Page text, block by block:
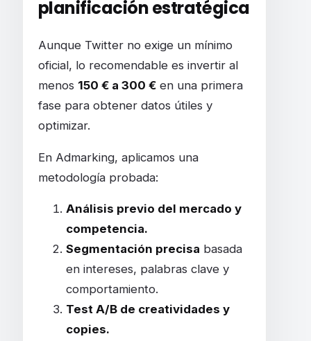
planificación estratégica
Aunque Twitter no exige un mínimo
oficial, lo recomendable es invertir al
menos 150 € a 300 €en una primera
fase para obtener datos útiles y
optimizar.
En Admarking, aplicamos una
metodología probada:
Análisis previo del mercado y
competencia.
Segmentación precisa basada
en intereses, palabras clave y
comportamiento.
Test A/B de creatividades y
copies.